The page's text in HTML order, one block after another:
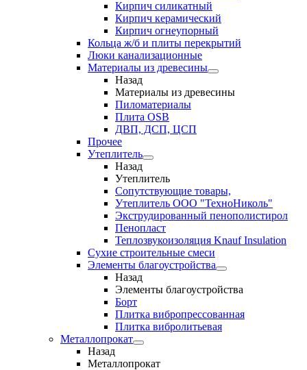
Кирпич силикатный
Кирпич керамический
Кирпич огнеупорный
Кольца ж/б и плиты перекрытий
Люки канализационные
Материалы из древесины
Назад
Материалы из древесины
Пиломатериалы
Плита OSB
ДВП, ДСП, ЦСП
Прочее
Утеплитель
Назад
Утеплитель
Сопутствующие товары,
Утеплитель ООО "ТехноНиколь"
Экструдированный пенополистирол
Пенопласт
Теплозвукоизоляция Knauf Insulation
Сухие строительные смеси
Элементы благоустройства
Назад
Элементы благоустройства
Борт
Плитка вибропрессованная
Плитка вибролитьевая
Металлопрокат
Назад
Металлопрокат